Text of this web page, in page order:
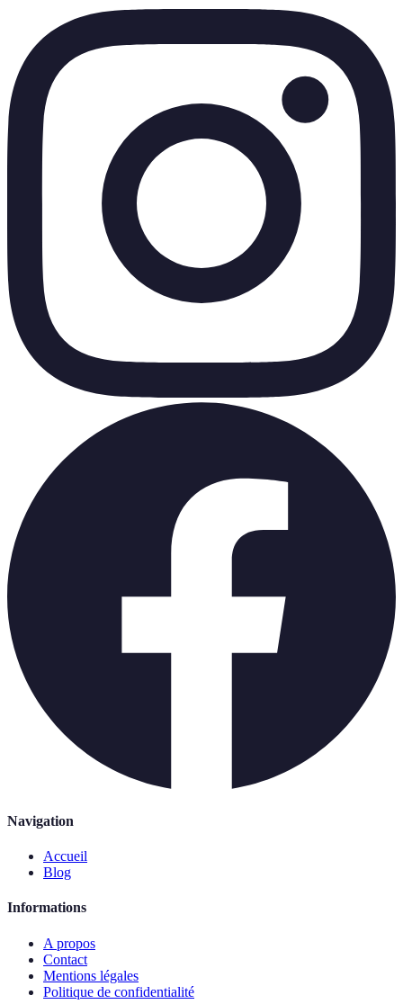
Navigation
Accueil
Blog
Informations
A propos
Contact
Mentions légales
Politique de confidentialité